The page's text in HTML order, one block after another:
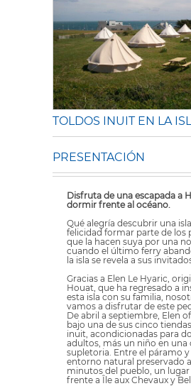
TOLDOS INUIT EN LA
PRESENTACIÓN
Disfruta de una escapada a
dormir frente al océano.
Qué alegría descubrir una
felicidad formar parte de los
que la hacen suya por una
cuando el último ferry
la isla se revela a sus
Gracias a Elen Le Hyaric,
Houat, que ha regresado a
esta isla con su familia,
vamos a disfrutar de este
De abril a septiembre, Elen
bajo una de sus cinco
inuit, acondicionadas para
adultos, más un niño en una
supletoria. Entre el páramo
entorno natural preservado
minutos del pueblo, un lugar
frente a Île aux Chevaux y